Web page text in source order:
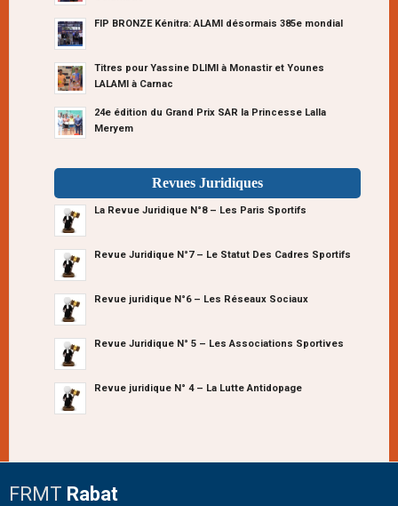
FIP BRONZE Kénitra: ALAMI désormais 385e mondial
Titres pour Yassine DLIMI à Monastir et Younes
LALAMI à Carnac
24e édition du Grand Prix SAR la Princesse Lalla
Meryem
Revues Juridiques
La Revue Juridique N°8 – Les Paris Sportifs
Revue Juridique N°7 – Le Statut Des Cadres Sportifs
Revue juridique N°6 – Les Réseaux Sociaux
Revue Juridique N° 5 – Les Associations Sportives
Revue juridique N° 4 – La Lutte Antidopage
FRMT Rabat